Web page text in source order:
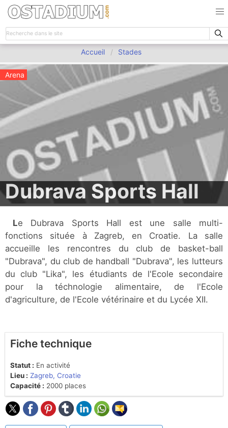
Accueil Stades
Arena
Dubrava Sports Hall
Le Dubrava Sports Hall est une salle multi-
fonctions située à Zagreb, en Croatie. La salle
accueille les rencontres du club de basket-ball
"Dubrava", du club de handball "Dubrava", les lutteurs
du club "Lika", les étudiants de l'Ecole secondaire
pour la téchnologie alimentaire, de l'Ecole
d'agriculture, de l'Ecole vétérinaire et du Lycée XII.
Fiche technique
Statut : En activité
Lieu : Zagreb, Croatie
Capacité : 2000 places